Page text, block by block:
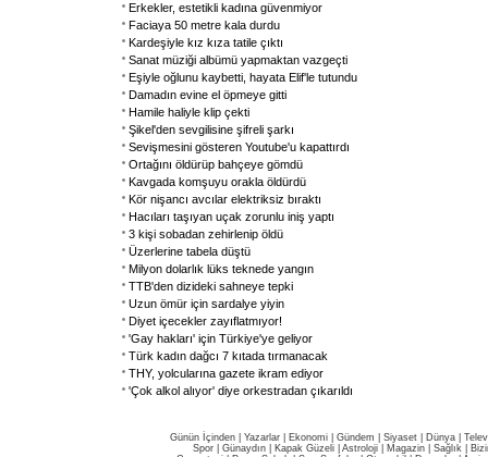
Erkekler, estetikli kadına güvenmiyor
Faciaya 50 metre kala durdu
Kardeşiyle kız kıza tatile çıktı
Sanat müziği albümü yapmaktan vazgeçti
Eşiyle oğlunu kaybetti, hayata Elif'le tutundu
Damadın evine el öpmeye gitti
Hamile haliyle klip çekti
Şikel'den sevgilisine şifreli şarkı
Sevişmesini gösteren Youtube'u kapattırdı
Ortağını öldürüp bahçeye gömdü
Kavgada komşuyu orakla öldürdü
Kör nişancı avcılar elektriksiz bıraktı
Hacıları taşıyan uçak zorunlu iniş yaptı
3 kişi sobadan zehirlenip öldü
Üzerlerine tabela düştü
Milyon dolarlık lüks teknede yangın
TTB'den dizideki sahneye tepki
Uzun ömür için sardalye yiyin
Diyet içecekler zayıflatmıyor!
'Gay hakları' için Türkiye'ye geliyor
Türk kadın dağcı 7 kıtada tırmanacak
THY, yolcularına gazete ikram ediyor
'Çok alkol alıyor' diye orkestradan çıkarıldı
Günün İçinden Yazarlar Ekonomi Gündem Siyaset Dünya |
Spor
Günaydın Kapak Güzeli Astroloji Magazin Sağlık